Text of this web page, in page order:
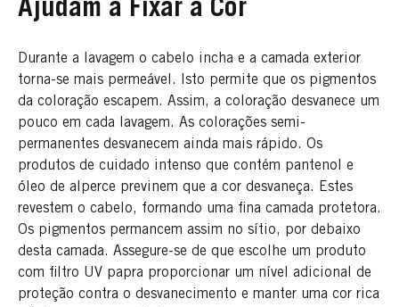
Ajudam a Fixar a Cor
Durante a lavagem o cabelo incha e a camada exterior
torna-se mais permeável. Isto permite que os pigmentos
da coloração escapem. Assim, a coloração desvanece um
pouco em cada lavagem. As colorações semi-
permanentes desvanecem ainda mais rápido. Os
produtos de cuidado intenso que contém pantenol e
óleo de alperce previnem que a cor desvaneça. Estes
revestem o cabelo, formando uma fina camada protetora.
Os pigmentos permancem assim no sítio, por debaixo
desta camada. Assegure-se de que escolhe um produto
com filtro UV papra proporcionar um nível adicional de
proteção contra o desvanecimento e manter uma cor rica